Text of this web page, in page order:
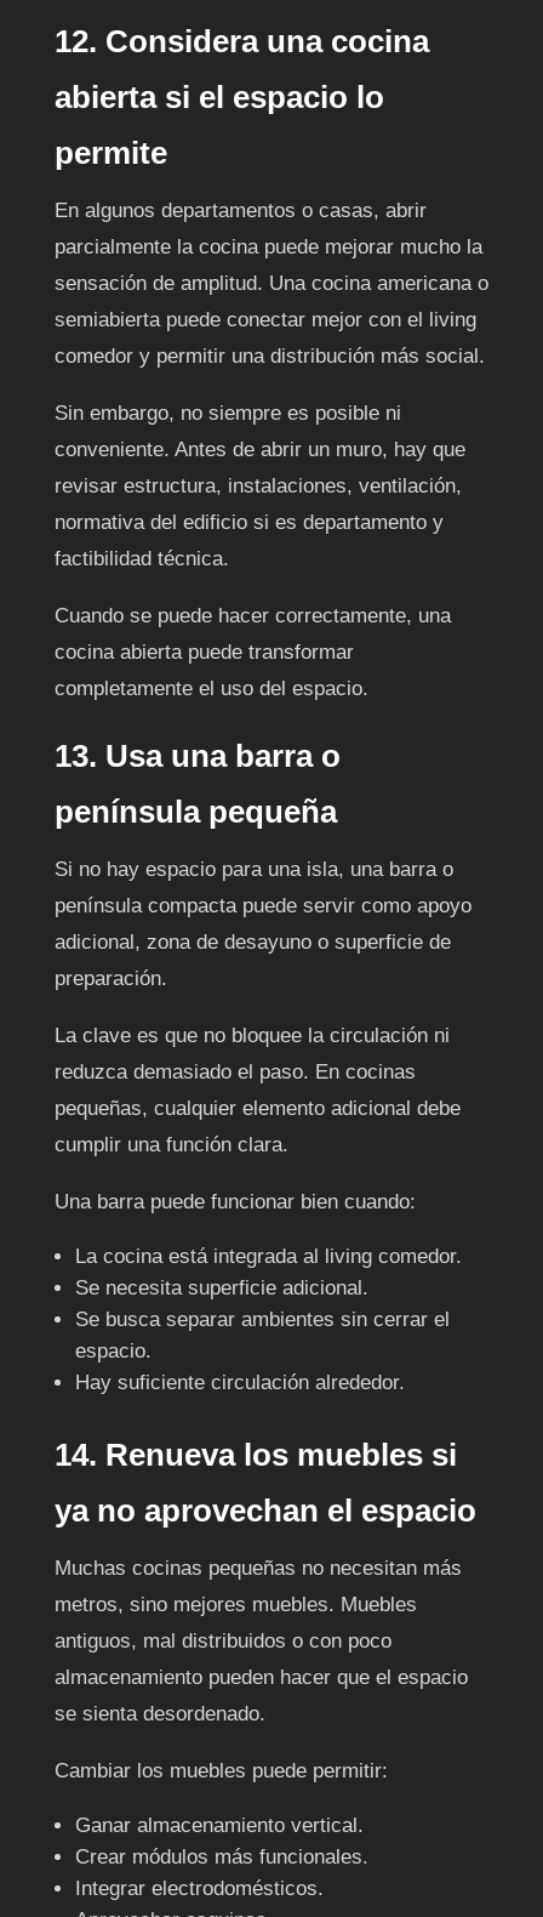
12. Considera una cocina
abierta si el espacio lo
permite
En algunos departamentos o casas, abrir
parcialmente la cocina puede mejorar mucho la
sensación de amplitud. Una cocina americana o
semiabierta puede conectar mejor con el living
comedor y permitir una distribución más social.
Sin embargo, no siempre es posible ni
conveniente. Antes de abrir un muro, hay que
revisar estructura, instalaciones, ventilación,
normativa del edificio si es departamento y
factibilidad técnica.
Cuando se puede hacer correctamente, una
cocina abierta puede transformar
completamente el uso del espacio.
13. Usa una barra o
península pequeña
Si no hay espacio para una isla, una barra o
península compacta puede servir como apoyo
adicional, zona de desayuno o superficie de
preparación.
La clave es que no bloquee la circulación ni
reduzca demasiado el paso. En cocinas
pequeñas, cualquier elemento adicional debe
cumplir una función clara.
Una barra puede funcionar bien cuando:
La cocina está integrada al living comedor.
Se necesita superficie adicional.
Se busca separar ambientes sin cerrar el
espacio.
Hay suficiente circulación alrededor.
14. Renueva los muebles si
ya no aprovechan el espacio
Muchas cocinas pequeñas no necesitan más
metros, sino mejores muebles. Muebles
antiguos, mal distribuidos o con poco
almacenamiento pueden hacer que el espacio
se sienta desordenado.
Cambiar los muebles puede permitir:
Ganar almacenamiento vertical.
Crear módulos más funcionales.
Integrar electrodomésticos.